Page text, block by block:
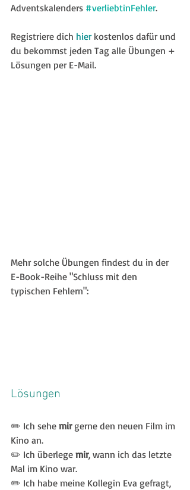
Adventskalenders #verliebtinFehler.
Registriere dich hier kostenlos dafür und
du bekommst jeden Tag alle Übungen +
Lösungen per E-Mail.
Mehr solche Übungen findest du in der
E-Book-Reihe "Schluss mit den
typischen Fehlern":
Lösungen
✏️ Ich sehe mir gerne den neuen Film im
Kino an.
✏️ Ich überlege mir, wann ich das letzte
Mal im Kino war.
✏️ Ich habe meine Kollegin Eva gefragt,